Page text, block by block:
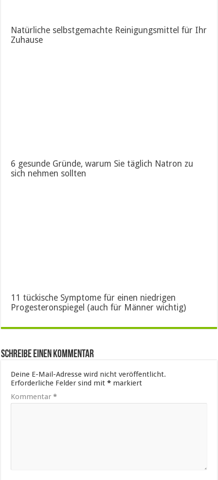
Natürliche selbstgemachte Reinigungsmittel für Ihr
Zuhause
6 gesunde Gründe, warum Sie täglich Natron zu
sich nehmen sollten
11 tückische Symptome für einen niedrigen
Progesteronspiegel (auch für Männer wichtig)
Schreibe einen Kommentar
Deine E-Mail-Adresse wird nicht veröffentlicht.
Erforderliche Felder sind mit* markiert
Kommentar*